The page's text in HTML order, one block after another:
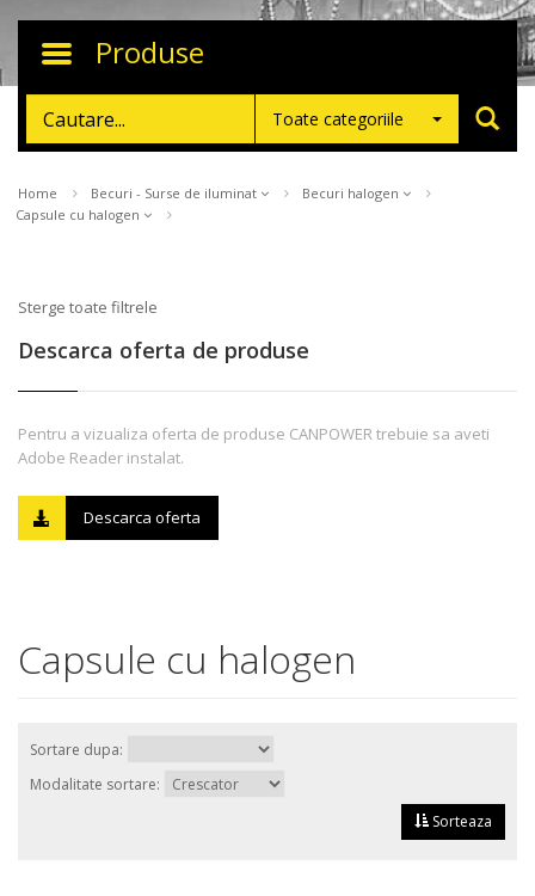
Toggle
Produse
Toate categoriile
Home Becuri - Surse de iluminat
Becuri halogen
Capsule cu halogen
Sterge toate filtrele
Descarca oferta de produse
Pentru a vizualiza oferta de produse CANPOWER trebuie sa aveti
Adobe Reader instalat.
Descarca oferta
Capsule cu halogen
Sortare dupa:
Modalitate sortare:
Sorteaza